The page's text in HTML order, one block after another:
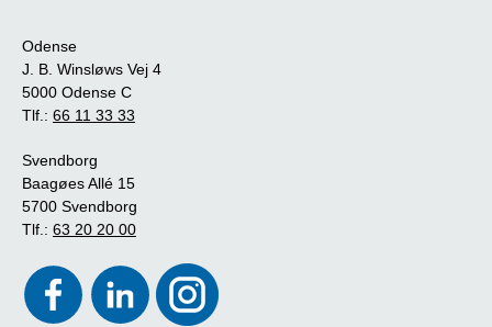
Odense
J. B. Winsløws Vej 4
5000 Odense C
Tlf.: 66 11 33 33
Svendborg
Baagøes Allé 15
5700 Svendborg
Tlf.: 63 20 20 00